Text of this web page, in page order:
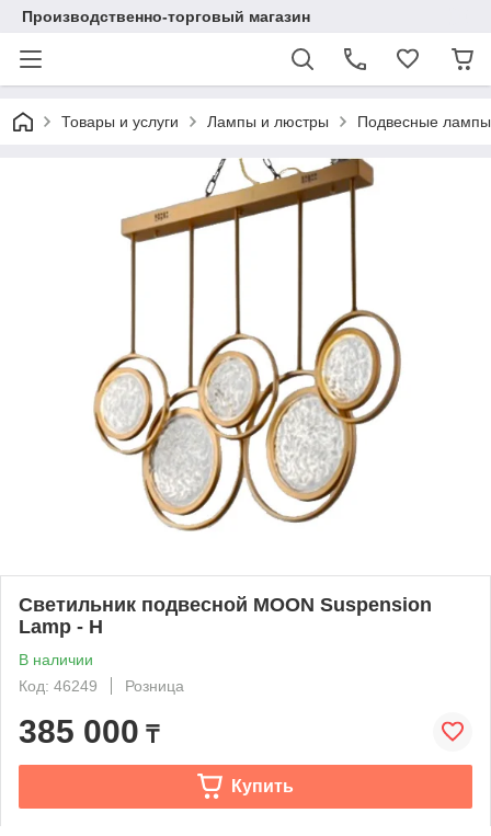
Производственно-торговый магазин
Товары и услуги Лампы и люстры Подвесные лампы
Светильник подвесной MOON Suspension
Lamp - H
В наличии
Код: 46249
Розница
385 000 ₸
Купить